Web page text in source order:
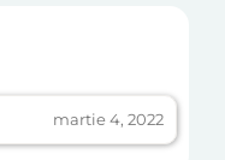
martie 4, 2022